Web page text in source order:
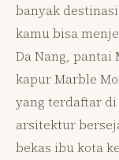
banyak
kamu bisa
Da Nang, pantai
kapur Marble
yang terdaftar di
arsitektur
bekas ibu kota